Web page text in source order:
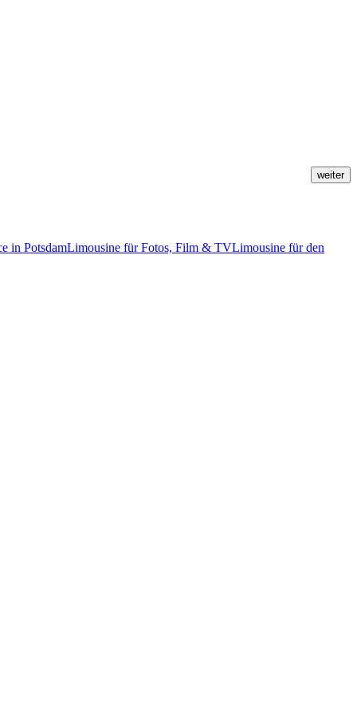
weiter
in PotsdamLimousine für Fotos, Film & TVLimousine für den